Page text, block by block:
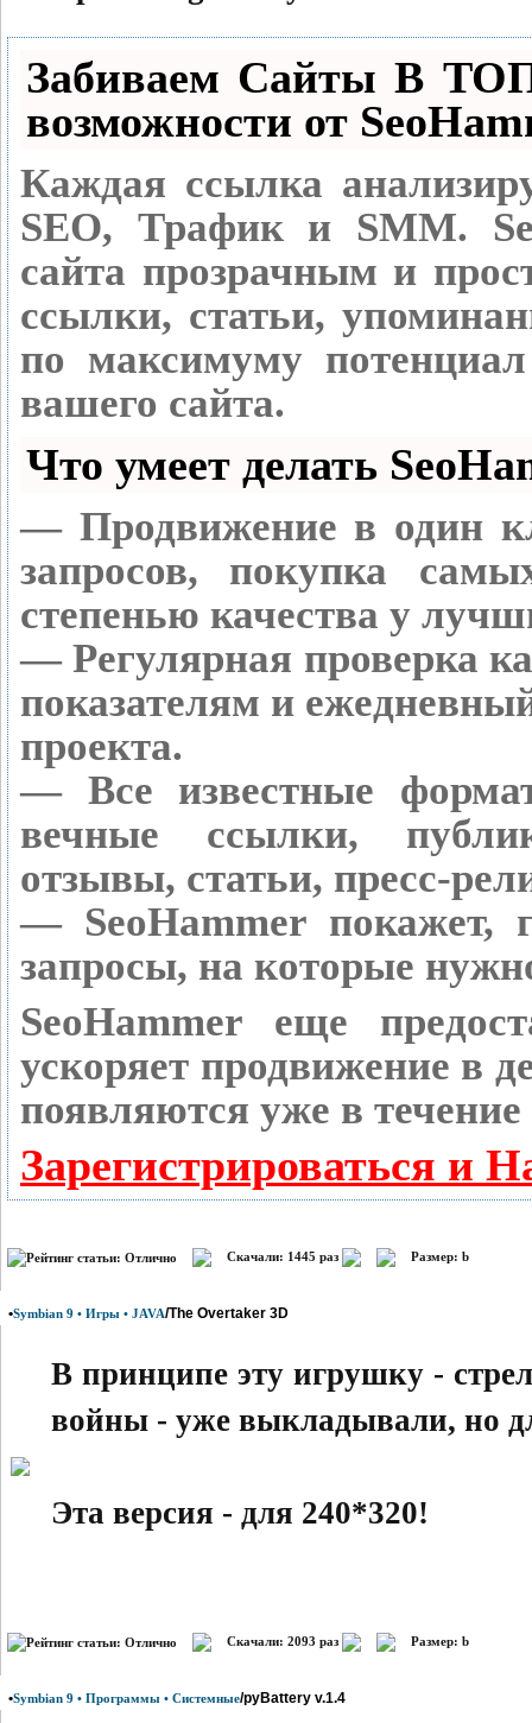
Забиваем Сайты В
возможности от
Каждая ссылка
SEO, Трафик и SMM.
сайта прозрачным и
ссылки, статьи,
по максимуму
вашего сайта.
Что умеет делать
— Продвижение в один
запросов, покупка
степенью качества у
— Регулярная проверка
показателям и
проекта.
— Все известные
вечные ссылки,
отзывы, статьи, пресс-
— SeoHammer покажет,
запросы, на которые
SeoHammer еще
ускоряет продвижение в
появляются уже в
Зарегистрироваться и
Скачали: 1445 раз Размер: b
•Symbian 9 • Игры • JAVA/The Overtaker 3D
В принципе эту игрушку -
войны - уже выкладывали, но
Эта версия - для 240*320!
Скачали: 2093 раз Размер: b
•Symbian 9 • Программы • Системные/pyBattery v.1.4